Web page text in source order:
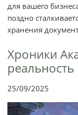
для вашего
поздно
хранения
Хроники
реальность
25/09/2025